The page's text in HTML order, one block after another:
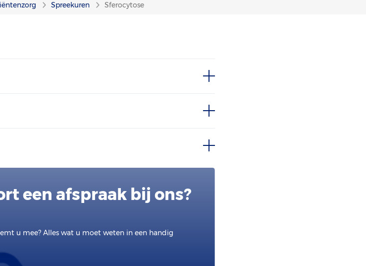
Spreekuren Sferocytose
een afspraak bij ons?
u mee? Alles wat u moet weten in een handig